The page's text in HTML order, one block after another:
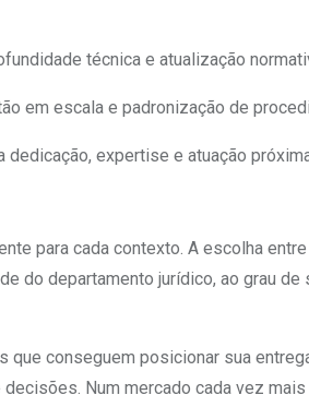
técnica e atualização
em escala e padronização de
expertise e atuação
para cada contexto. A escolha
do departamento jurídico, ao grau
conseguem posicionar sua
Num mercado cada vez